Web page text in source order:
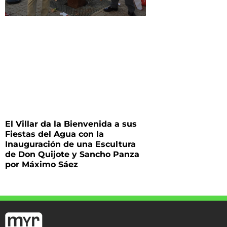
El Villar da la Bienvenida a sus
Fiestas del Agua con la
Inauguración de una Escultura
de Don Quijote y Sancho Panza
por Máximo Sáez